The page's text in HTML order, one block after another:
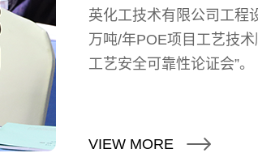
英化工技术有限公司工程
万吨/年POE项目工艺技
工艺安全可靠性论证会”。
VIEW MORE